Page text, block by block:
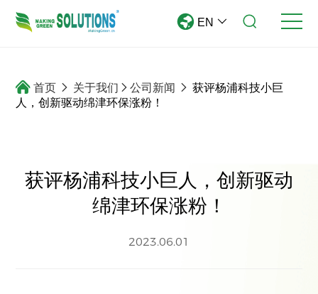
EN
首页 关于我们 公司新闻
获评杨浦科技小巨
人，创新驱动绵津环保涨粉！
获评杨浦科技小巨人，创新驱动
绵津环保涨粉！
2023.06.01